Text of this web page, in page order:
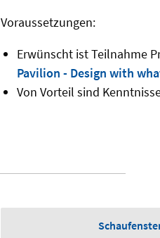
Voraussetzungen:
Erwünscht ist Teilnahme
Pavilion - Design with
Von Vorteil sind